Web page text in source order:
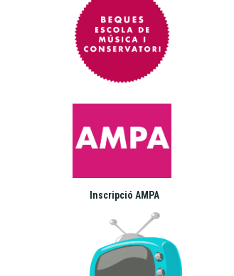
Inscripció AMPA